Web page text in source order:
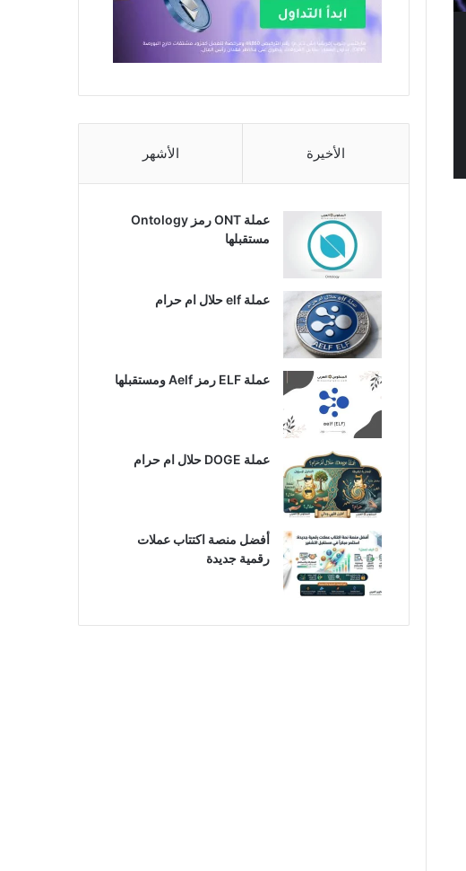
الأخيرة الأشهر
عملة ONT رمز Ontology
مستقبلها
عملة elf حلال ام حرام
عملة ELF رمز Aelf ومستقبلها
عملة DOGE حلال ام حرام
أفضل منصة اكتتاب عملات
رقمية جديدة